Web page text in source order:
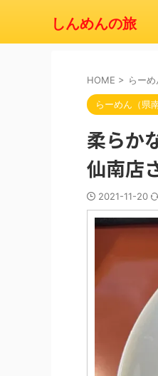
しんめんの旅
HOME > らー
らーめん（県南
柔らか
仙南店
2021-11-20